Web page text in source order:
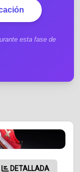
esta fase de
DETALLADA